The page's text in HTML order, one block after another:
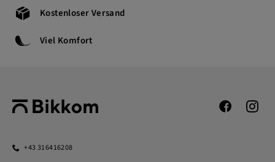
Kostenloser Versand
Viel Komfort
+43 316416208